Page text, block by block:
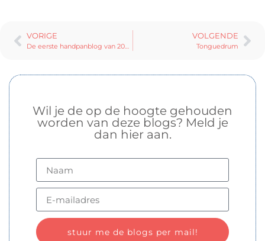
VORIGE
De eerste handpanblog van 2026
VOLGENDE
Tonguedrum
Wil je de op de hoogte gehouden
worden van deze blogs? Meld je
dan hier aan.
stuur me de blogs per mail!